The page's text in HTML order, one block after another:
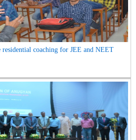
coaching for JEE and NEET